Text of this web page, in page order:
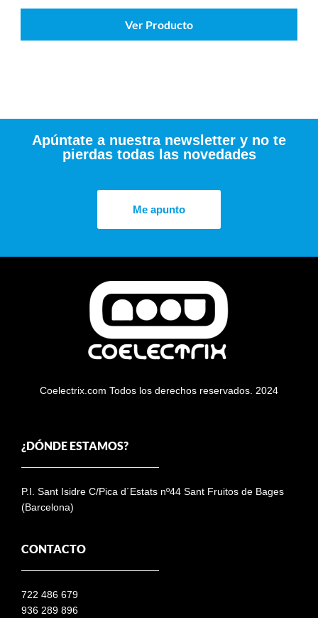
Ver Producto
Apúntate a nuestra newsletter y no te
pierdas todas las novedades
Me apunto
Coelectrix.com Todos los derechos reservados. 2024
¿DÓNDE ESTAMOS?
P.I. Sant Isidre C/Pica d´Estats nº44 Sant Fruitos de Bages
(Barcelona)
CONTACTO
722 486 679
936 289 896